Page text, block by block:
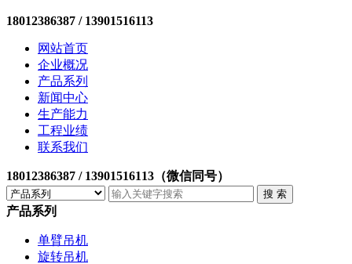
18012386387 / 13901516113
网站首页
企业概况
产品系列
新闻中心
生产能力
工程业绩
联系我们
18012386387 / 13901516113（微信同号）
产品系列
单臂吊机
旋转吊机